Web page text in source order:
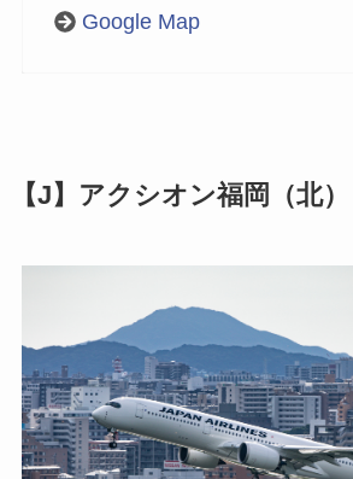
Google Map
【J】アクシオン福岡（北）